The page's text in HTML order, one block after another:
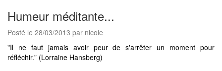
Humeur méditante...
Posté le 28/03/2013 par nicole
"Il ne faut jamais avoir peur de s'arrêter un moment pour
réfléchir." (Lorraine Hansberg)